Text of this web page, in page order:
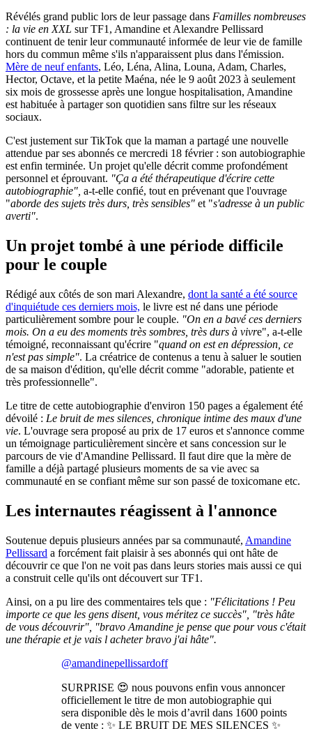
Révélés grand public lors de leur passage dans Familles nombreuses
: la vie en XXL sur TF1, Amandine et Alexandre Pellissard
continuent de tenir leur communauté informée de leur vie de famille
hors du commun même s'ils n'apparaissent plus dans l'émission.
Mère de neuf enfants, Léo, Léna, Alina, Louna, Adam, Charles,
Hector, Octave, et la petite Maéna, née le 9 août 2023 à seulement
six mois de grossesse après une longue hospitalisation, Amandine
est habituée à partager son quotidien sans filtre sur les réseaux
sociaux.
C'est justement sur TikTok que la maman a partagé une nouvelle
attendue par ses abonnés ce mercredi 18 février : son autobiographie
est enfin terminée. Un projet qu'elle décrit comme profondément
personnel et éprouvant. "Ça a été thérapeutique d'écrire cette
autobiographie", a-t-elle confié, tout en prévenant que l'ouvrage
"aborde des sujets très durs, très sensibles" et "s'adresse à un public
averti".
Un projet tombé à une période difficile
pour le couple
Rédigé aux côtés de son mari Alexandre, dont la santé a été source
d'inquiétude ces derniers mois, le livre est né dans une période
particulièrement sombre pour le couple. "On en a bavé ces derniers
mois. On a eu des moments très sombres, très durs à vivre", a-t-elle
témoigné, reconnaissant qu'écrire "quand on est en dépression, ce
n'est pas simple". La créatrice de contenus a tenu à saluer le soutien
de sa maison d'édition, qu'elle décrit comme "adorable, patiente et
très professionnelle".
Le titre de cette autobiographie d'environ 150 pages a également été
dévoilé : Le bruit de mes silences, chronique intime des maux d'une
vie. L'ouvrage sera proposé au prix de 17 euros et s'annonce comme
un témoignage particulièrement sincère et sans concession sur le
parcours de vie d'Amandine Pellissard. Il faut dire que la mère de
famille a déjà partagé plusieurs moments de sa vie avec sa
communauté en se confiant même sur son passé de toxicomane etc.
Les internautes réagissent à l'annonce
Soutenue depuis plusieurs années par sa communauté, Amandine
Pellissard a forcément fait plaisir à ses abonnés qui ont hâte de
découvrir ce que l'on ne voit pas dans leurs stories mais aussi ce qui
a construit celle qu'ils ont découvert sur TF1.
Ainsi, on a pu lire des commentaires tels que : "Félicitations ! Peu
importe ce que les gens disent, vous méritez ce succès", "très hâte
de vous découvrir", "bravo Amandine je pense que pour vous c'était
une thérapie et je vais l acheter bravo j'ai hâte".
@amandinepellissardoff
SURPRISE 😍 nous pouvons enfin vous annoncer
officiellement le titre de mon autobiographie qui
sera disponible dès le mois d’avril dans 1600 points
de vente : ✨ LE BRUIT DE MES SILENCES ✨